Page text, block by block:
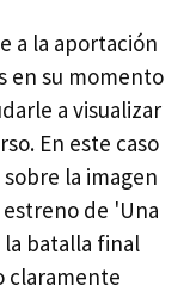
a la aportación
en su momento
a visualizar
En este caso
la imagen
de 'Una
batalla final
claramente